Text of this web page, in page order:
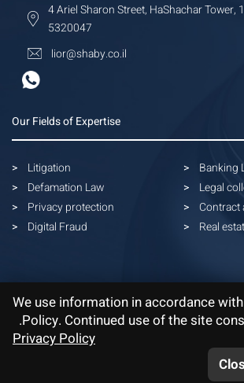
Our Fields of Expertise
Litigation
Defamation Law
Privacy protection
Digital Fraud
Banking
Legal
Contract
Real
4 Ariel Sharon Street, HaShachar Tower,
5320047
lior@shaby.co.il
We use information in accordance
Policy. Continued use of the site
Privacy Policy